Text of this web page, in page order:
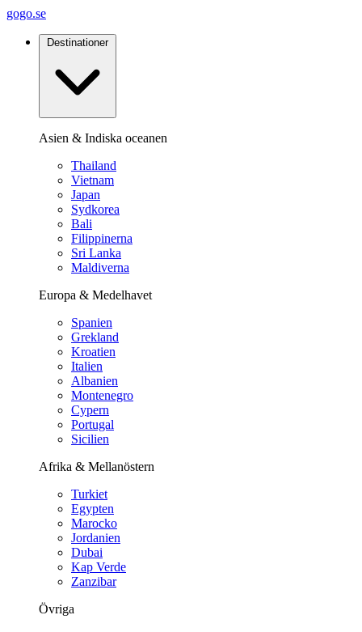
gogo.se
Destinationer
Asien & Indiska oceanen
Thailand
Vietnam
Japan
Sydkorea
Bali
Filippinerna
Sri Lanka
Maldiverna
Europa & Medelhavet
Spanien
Grekland
Kroatien
Italien
Albanien
Montenegro
Cypern
Portugal
Sicilien
Afrika & Mellanöstern
Turkiet
Egypten
Marocko
Jordanien
Dubai
Kap Verde
Zanzibar
Övriga